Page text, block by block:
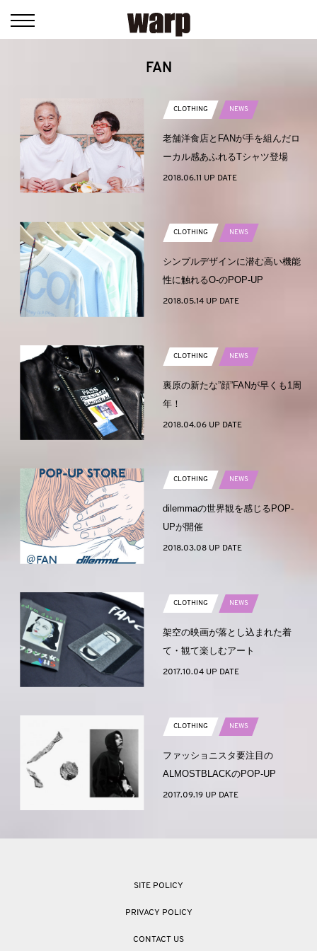
FAN
CLOTHING NEWS
老舗洋食店とFANが手を組んだロ
ーカル感あふれるTシャツ登場
2018.06.11 UP DATE
CLOTHING NEWS
シンプルデザインに潜む高い機能
性に触れるO-のPOP-UP
2018.05.14 UP DATE
CLOTHING NEWS
裏原の新たな”顔”FANが早くも1周
年！
2018.04.06 UP DATE
CLOTHING NEWS
dilemmaの世界観を感じるPOP-
UPが開催
2018.03.08 UP DATE
CLOTHING NEWS
架空の映画が落とし込まれた着
て・観て楽しむアート
2017.10.04 UP DATE
CLOTHING NEWS
ファッショニスタ要注目の
ALMOSTBLACKのPOP-UP
2017.09.19 UP DATE
SITE POLICY
PRIVACY POLICY
CONTACT US